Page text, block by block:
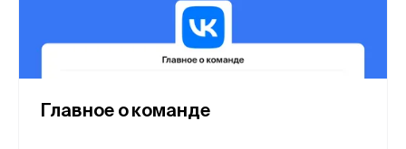
Главное о команде